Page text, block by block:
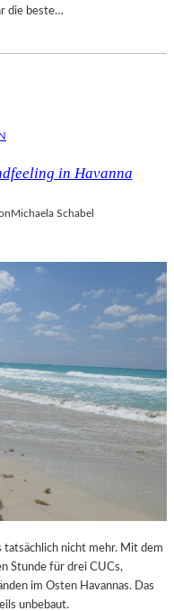
die beste…
in Havanna
Michaela Schabel
nicht mehr. Mit dem
Stunde für drei CUCs,
im Osten Havannas. Das
unbebaut.